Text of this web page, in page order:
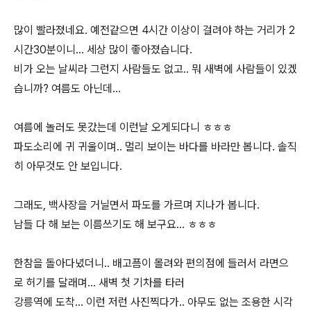
많이 빨라졌네요. 예전같으면 4시간 이상이 걸려야 하는 거리가 2
시간30분이니... 세상 많이 좋아졌습니다.
비가 오는 날씨라 그런지 사람들도 없고.. 뭐 새벽에 사람들이 있겠
습니까? 여름도 아닌데...
여름에 놀러도 못갔는데 이런날 오게되다니 ㅎㅎㅎ
파도소리에 귀 귀울이며.. 멀리 보이는 바다를 바라만 봅니다. 솔직
히 아무것도 안 보입니다.
그래도, 백사장을 거닐면서 파도를 가르며 지나가 봅니다.
남들 다 해 보는 이름쓰기도 해 보구요... ㅎㅎㅎ
한참을 돌아다녔더니.. 배고픔이 몰려와 편의점에 들러서 라면으
로 허기를 달래며... 새벽 첫 기차를 타러
강릉역에 도착... 이런 저런 사진찍다가.. 아무도 없는 조용한 시각